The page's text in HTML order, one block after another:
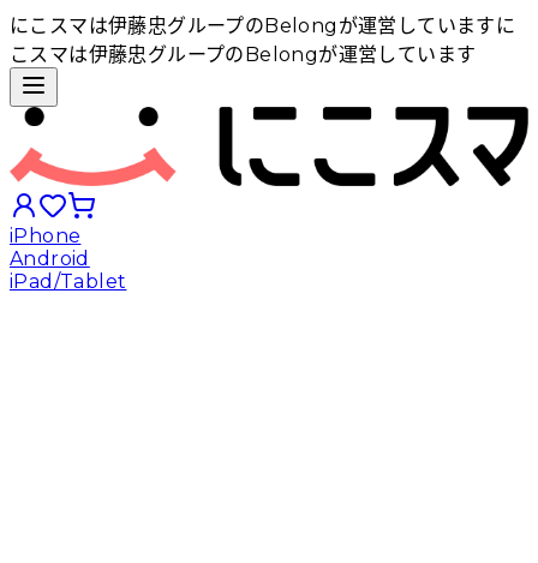
にこスマは伊藤忠グループのBelongが運営しています に
こスマは伊藤忠グループのBelongが運営しています
iPhone
Android
iPad/Tablet